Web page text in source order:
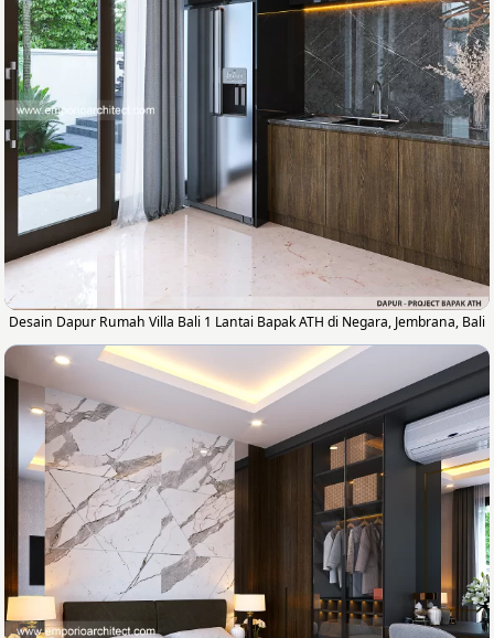
Desain Dapur Rumah Villa Bali 1 Lantai Bapak ATH di Negara, Jembrana, Bali